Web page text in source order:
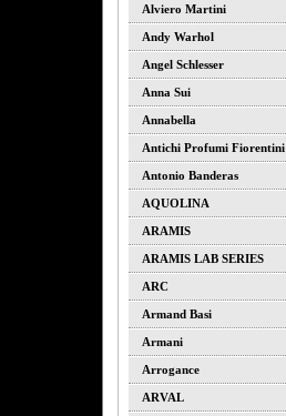
Alviero Martini
Andy Warhol
Angel Schlesser
Anna Sui
Annabella
Antichi Profumi Fiorentini
Antonio Banderas
AQUOLINA
ARAMIS
ARAMIS LAB SERIES
ARC
Armand Basi
Armani
Arrogance
ARVAL